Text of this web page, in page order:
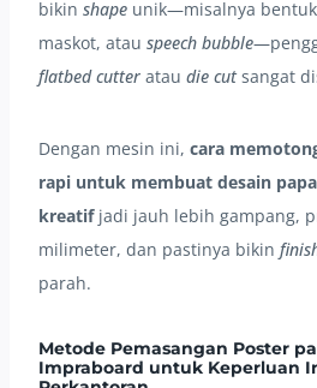
bikin shape unik—misalnya
maskot, atau speech bubble
flatbed cutter atau die cutsangat
Dengan mesin ini, cara
rapi untuk membuat desain
kreatifjadi jauh lebih gampang,
milimeter, dan pastinya bikin
parah.
Metode Pemasangan Poster
Impraboard untuk Keperluan